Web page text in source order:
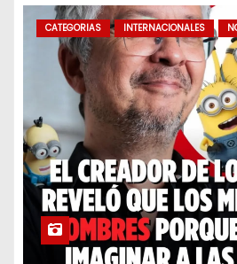
CATEGORIAS INTERNACIONALES